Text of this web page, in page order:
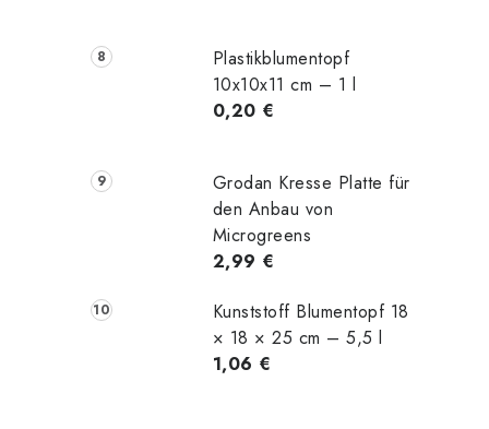
Plastikblumentopf
10x10x11 cm – 1 l
0,20 €
Grodan Kresse Platte für
den Anbau von
Microgreens
2,99 €
Kunststoff Blumentopf 18
× 18 × 25 cm – 5,5 l
1,06 €